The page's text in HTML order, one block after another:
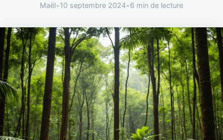
Maël•10 septembre 2024•6 min de lecture